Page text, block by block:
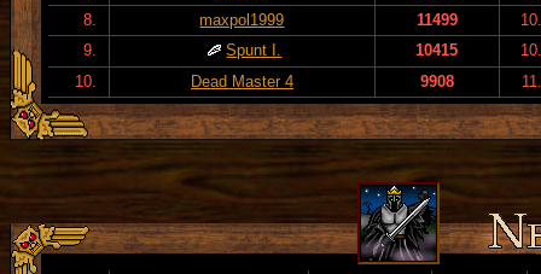
8.
maxpol1999 11499
9.
Spunt I. 10415
10.
Dead Master 4 9908